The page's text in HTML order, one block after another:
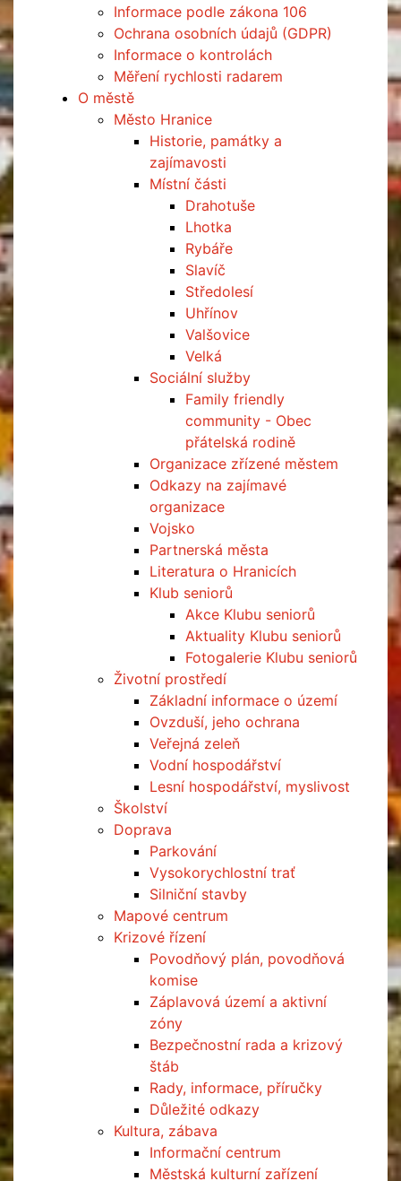
Informace podle zákona 106
Ochrana osobních údajů (GDPR)
Informace o kontrolách
Měření rychlosti radarem
O městě
Město Hranice
Historie, památky a
zajímavosti
Místní části
Drahotuše
Lhotka
Rybáře
Slavíč
Středolesí
Uhřínov
Valšovice
Velká
Sociální služby
Family friendly
community - Obec
přátelská rodině
Organizace zřízené městem
Odkazy na zajímavé
organizace
Vojsko
Partnerská města
Literatura o Hranicích
Klub seniorů
Akce Klubu seniorů
Aktuality Klubu seniorů
Fotogalerie Klubu seniorů
Životní prostředí
Základní informace o území
Ovzduší, jeho ochrana
Veřejná zeleň
Vodní hospodářství
Lesní hospodářství, myslivost
Školství
Doprava
Parkování
Vysokorychlostní trať
Silniční stavby
Mapové centrum
Krizové řízení
Povodňový plán, povodňová
komise
Záplavová území a aktivní
zóny
Bezpečnostní rada a krizový
štáb
Rady, informace, příručky
Důležité odkazy
Kultura, zábava
Informační centrum
Městská kulturní zařízení